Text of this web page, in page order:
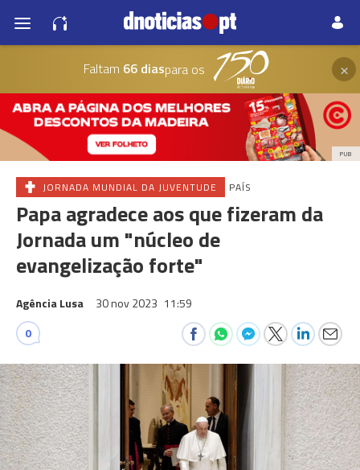
Faltam 66 diaspara os ×
PUB
JORNADA MUNDIAL DA JUVENTUDE PAÍS
Papa agradece aos que fizeram da
Jornada um "núcleo de
evangelização forte"
Agência Lusa 30 nov 2023 11:59
0